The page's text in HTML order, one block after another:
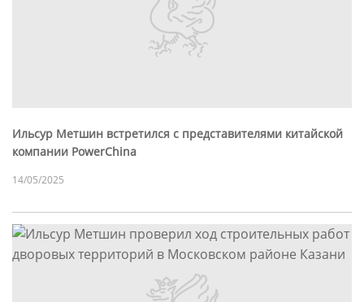
Ильсур Метшин встретился с представителями китайской
компании PowerChina
14/05/2025